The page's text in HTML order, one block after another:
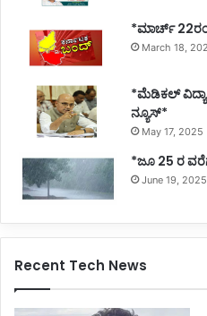
*ಮಾರ್ಚ್
March 18,
*ಮೆಡಿಕಲ್
ನ್ಯೂಸ್*
May 17, 2025
*ಜೂ 25 ರ
June 19, 2025
Recent Tech News